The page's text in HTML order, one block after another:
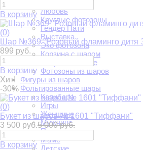
На юбилей
Любовь
Круглые фотозоны
Гендер Пати
Выставка
Эко фотозона
Корзина с шаром
Патриотические
Фотозоны из шаров
Фигуры из шаров
Фольгированные шары
Капибара
Игры
Женщине
Мужчине
Папе
Маме
Детские
В корзину
(0)
Шар №369 "Розовый фламинго дитя
899 руб.
В корзину
Хит!
-30%
(0)
Букет из шаров № 1601 "Тиффани"
3 500 руб.5 000 руб.
В корзину